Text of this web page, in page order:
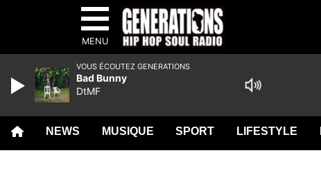
MENU
NEWS MUSIQUE SPORT LIFESTYLE
VOUS ÉCOUTEZ GENERATIONS
Bad Bunny
DtMF